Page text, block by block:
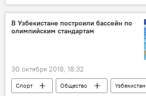
гражданство США Политика
В Узбекистане построили бассейн по
олимпийским стандартам
30 октября 2018, 18:32
Спорт Общество
Узбекистан